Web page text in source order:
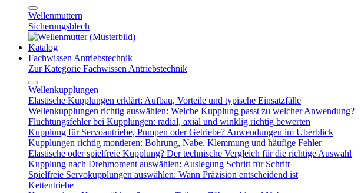
Wellenmuttern
Sicherungsblech
Katalog
Fachwissen Antriebstechnik
Zur Kategorie Fachwissen Antriebstechnik
Wellenkupplungen
Elastische Kupplungen erklärt: Aufbau, Vorteile und typische Einsatzfälle
Wellenkupplungen richtig auswählen: Welche Kupplung passt zu welcher Anwendung?
Fluchtungsfehler bei Kupplungen: radial, axial und winklig richtig bewerten
Kupplung für Servoantriebe, Pumpen oder Getriebe? Anwendungen im Überblick
Kupplungen richtig montieren: Bohrung, Nabe, Klemmung und häufige Fehler
Elastische oder spielfreie Kupplung? Der technische Vergleich für die richtige Auswahl
Kupplung nach Drehmoment auswählen: Auslegung Schritt für Schritt
Spielfreie Servokupplungen auswählen: Wann Präzision entscheidend ist
Kettentriebe